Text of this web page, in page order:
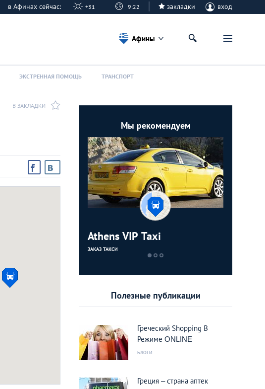
в Афинах сейчас: +31 9:22 закладки вход
Афины
ЭКСТРЕННАЯ ПОМОЩЬ ТРАНСПОРТ
В ЗАКЛАДКИ
Мы рекомендуем
Athens VIP Taxi
ЗАКАЗ ТАКСИ
Полезные публикации
Греческий Shopping В
Режиме ΟΝLΙΝΕ
БЛОГИ
Греция – страна аптек